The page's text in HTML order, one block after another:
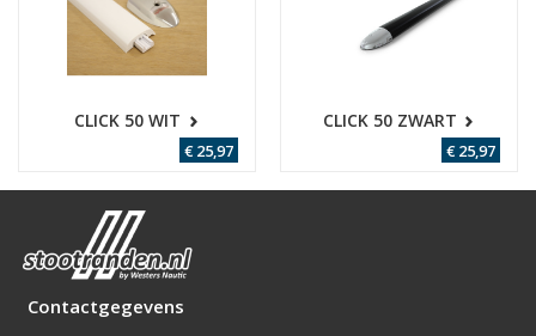
€ 25,97
CLICK 50 WIT
€ 25,97
CLICK 50 ZWART
Contactgegevens